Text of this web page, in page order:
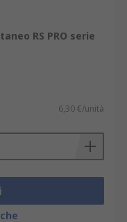
RS PRO serie
6,30 €/unità